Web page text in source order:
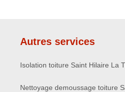
Autres services
Isolation toiture Saint Hilaire La
Nettoyage demoussage toiture